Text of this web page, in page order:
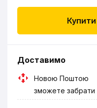
Купити
Доставимо
Новою Поштою
зможете забрати